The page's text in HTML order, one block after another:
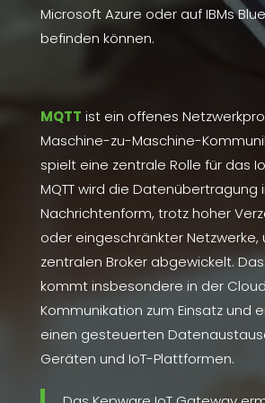
Microsoft Azure oder auf IBMs
befinden können.
MQTT ist ein offenes
Maschine-zu-Maschine-
spielt eine zentrale Rolle für das
MQTT wird die Datenübertragung
Nachrichtenform, trotz hoher
oder eingeschränkter Netzwerke,
zentralen Broker abgewickelt.
kommt insbesondere in der
Kommunikation zum Einsatz und
einen gesteuerten
Geräten und IoT-Plattformen.